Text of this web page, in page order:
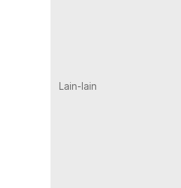
di berbagai permukaan
tidak meninggalkan
Rincian yang Anda
1 x Kaki Kursi
Lain-lain